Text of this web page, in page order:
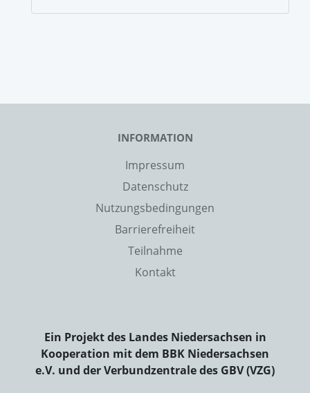
INFORMATION
Impressum
Datenschutz
Nutzungsbedingungen
Barrierefreiheit
Teilnahme
Kontakt
Ein Projekt des Landes Niedersachsen in
Kooperation mit dem BBK Niedersachsen
e.V. und der Verbundzentrale des GBV (VZG)